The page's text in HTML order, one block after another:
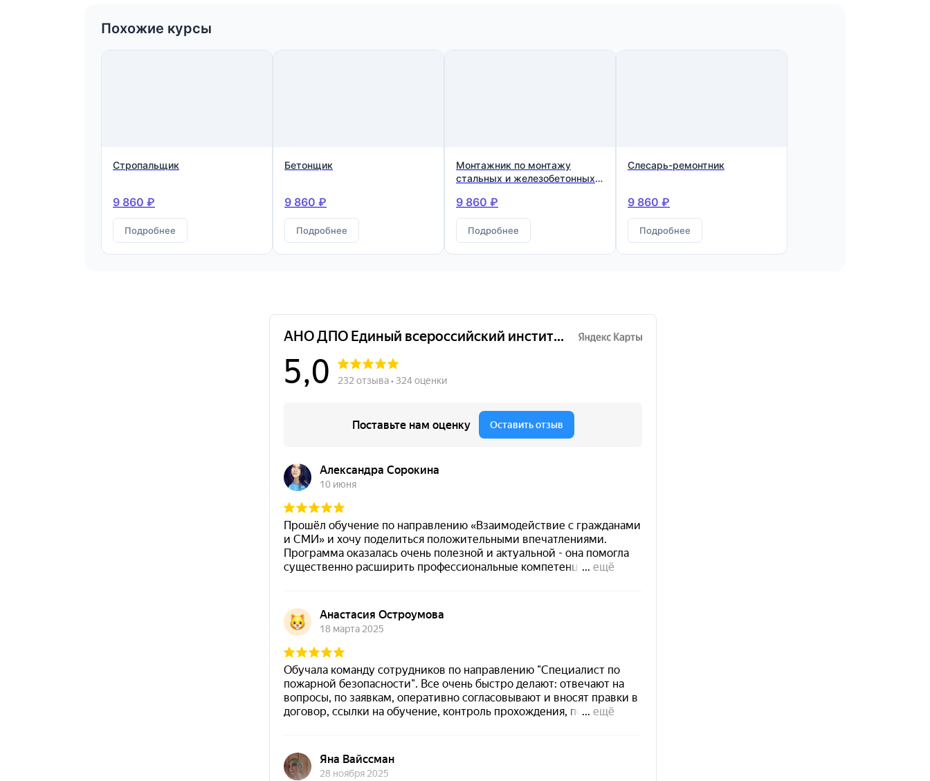
Похожие курсы
Стропальщик
9 860 ₽
Подробнее
Бетонщик
9 860 ₽
Подробнее
Монтажник по монтажу
стальных и железобетонных
9 860 ₽
Подробнее
Слесарь-ремонтник
9 860 ₽
Подробнее